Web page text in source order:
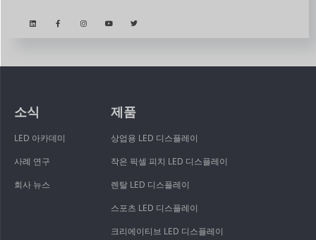
제품
상업용 LED 디스플레이
작은 픽셀 피치 LED 디스플레이
렌탈 LED 디스플레이
스포츠 LED 디스플레이
크리에이티브 LED 디스플레이
소식
LED 아카데미
사례 연구
회사 뉴스